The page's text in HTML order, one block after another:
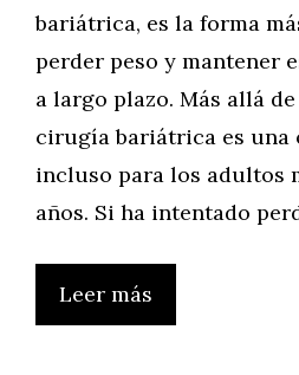
bariátrica, es la forma
perder peso y mantener
a largo plazo. Más allá
cirugía bariátrica es una
incluso para los adultos
años. Si ha intentado
Leer más